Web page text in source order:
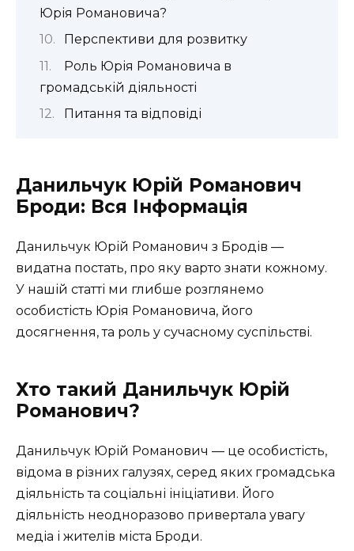
Юрія Романовича?
Перспективи для розвитку
Роль Юрія Романовича в
громадській діяльності
Питання та відповіді
Данильчук Юрій Романович
Броди: Вся Інформація
Данильчук Юрій Романович з Бродів —
видатна постать, про яку варто знати кожному.
У нашій статті ми глибше розглянемо
особистість Юрія Романовича, його
досягнення, та роль у сучасному суспільстві.
Хто такий Данильчук Юрій
Романович?
Данильчук Юрій Романович — це особистість,
відома в різних галузях, серед яких громадська
діяльність та соціальні ініціативи. Його
діяльність неодноразово привертала увагу
медіа і жителів міста Броди.